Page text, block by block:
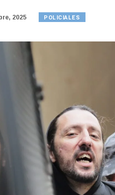
2025 POLICIALES